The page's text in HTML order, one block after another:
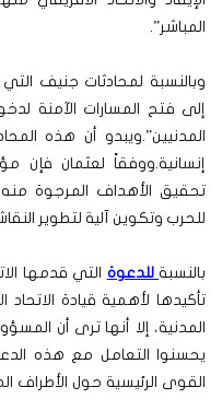
المباشر”.
وبالنسبة لمحادثات جنيف
إلى فتح المسارات الآمنة
المدنيين”.ويبدو أن هذه
إنسانية.ووفقاً لعثمان فإن
تحقيق الأهداف المرجوة
للحرب وتكوين آلية لتطوير
بالنسبةللدعوة التي قدمها
تأكيدها لأهمية قيادة
المدنية، إلا أنها ترى أن
يحسنوا التعامل مع هذه
القوى الرئيسية حول الأطراف